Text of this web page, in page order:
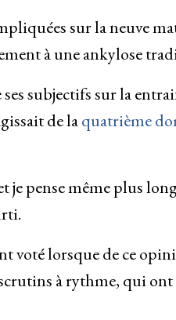
sur la neuve
à une ankylose
subjectifs sur la
de laquatrième
pense même plus
voté lorsque de ce
à rythme, qui